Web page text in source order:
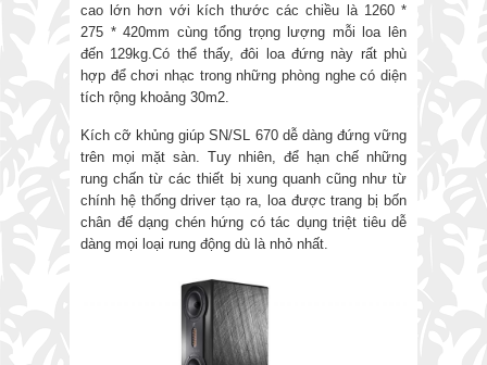
cao lớn hơn với kích thước các chiều là 1260 *
275 * 420mm cùng tổng trọng lượng mỗi loa lên
đến 129kg.Có thể thấy, đôi loa đứng này rất phù
hợp để chơi nhạc trong những phòng nghe có diện
tích rộng khoảng 30m2.
Kích cỡ khủng giúp SN/SL 670 dễ dàng đứng vững
trên mọi mặt sàn. Tuy nhiên, để hạn chế những
rung chấn từ các thiết bị xung quanh cũng như từ
chính hệ thống driver tạo ra, loa được trang bị bốn
chân đế dạng chén hứng có tác dụng triệt tiêu dễ
dàng mọi loại rung động dù là nhỏ nhất.